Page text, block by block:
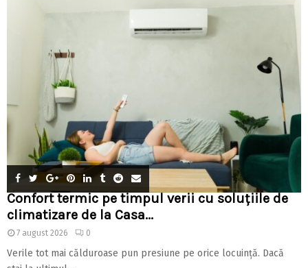
Confort termic pe timpul verii cu soluțiile de
climatizare de la Casa...
7 august 2026 0
Verile tot mai călduroase pun presiune pe orice locuință. Dacă